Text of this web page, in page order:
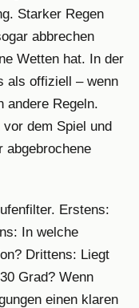
Starker Regen
abbrechen
Wetten hat. In der
als offiziell – wenn
andere Regeln.
dem Spiel und
abgebrochene
Erstens:
In welche
Drittens: Liegt
Grad? Wenn
einen klaren